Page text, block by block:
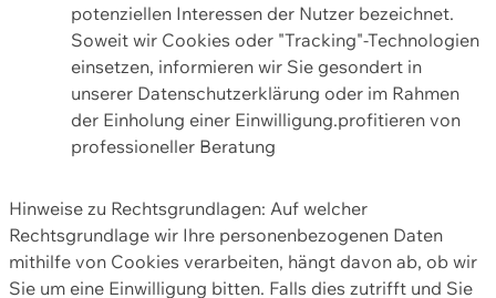
potenziellen Interessen der Nutzer bezeichnet.
Soweit wir Cookies oder "Tracking"-Technologien
einsetzen, informieren wir Sie gesondert in
unserer Datenschutzerklärung oder im Rahmen
der Einholung einer Einwilligung.profitieren von
professioneller Beratung
Hinweise zu Rechtsgrundlagen: Auf welcher
Rechtsgrundlage wir Ihre personenbezogenen Daten
mithilfe von Cookies verarbeiten, hängt davon ab, ob wir
Sie um eine Einwilligung bitten. Falls dies zutrifft und Sie